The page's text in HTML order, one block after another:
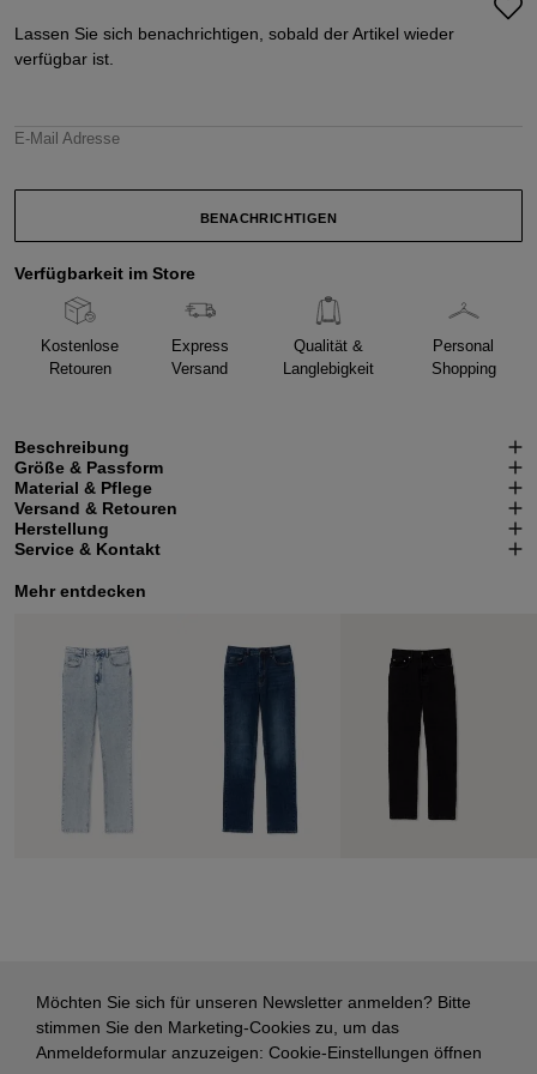
Lassen Sie sich benachrichtigen, sobald der Artikel wieder
verfügbar ist.
E-Mail Adresse
BENACHRICHTIGEN
Verfügbarkeit im Store
Kostenlose
Retouren
Express
Versand
Qualität &
Langlebigkeit
Personal
Shopping
Beschreibung
Größe & Passform
Material & Pflege
Versand & Retouren
Herstellung
Service & Kontakt
Mehr entdecken
Möchten Sie sich für unseren Newsletter anmelden? Bitte
stimmen Sie den Marketing-Cookies zu, um das
Anmeldeformular anzuzeigen: Cookie-Einstellungen öffnen